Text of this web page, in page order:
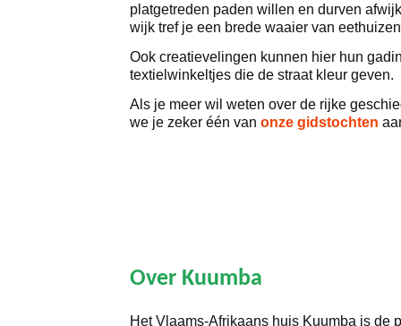
platgetreden paden willen en durven
wijk tref je een brede waaier van
Ook creatievelingen kunnen hier hun
textielwinkeltjes die de straat kleur geven.
Als je meer wil weten over de rijke
we je zeker één van onze gidstochten
Over Kuumba
Het Vlaams-Afrikaans huis Kuumba is de